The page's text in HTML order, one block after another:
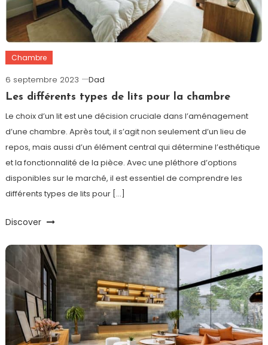
Chambre
6 septembre 2023
Dad
Les différents types de lits pour la chambre
Le choix d’un lit est une décision cruciale dans l’aménagement
d’une chambre. Après tout, il s’agit non seulement d’un lieu de
repos, mais aussi d’un élément central qui détermine l’esthétique
et la fonctionnalité de la pièce. Avec une pléthore d’options
disponibles sur le marché, il est essentiel de comprendre les
différents types de lits pour […]
Discover